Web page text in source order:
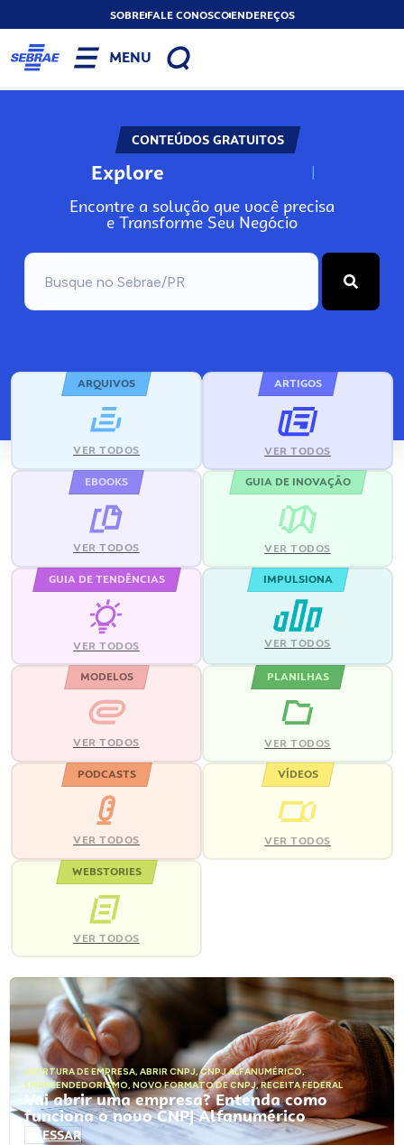
SOBREFALE CONOSCOENDEREÇOS
MENU
CONTEÚDOS GRATUITOS
Explore N
Encontre a solução que você precisa
e Transforme Seu Negócio
ARQUIVOS
VER TODOS
ARTIGOS
VER TODOS
EBOOKS
VER TODOS
GUIA DE INOVAÇÃO
VER TODOS
GUIA DE TENDÊNCIAS
VER TODOS
IMPULSIONA
VER TODOS
MODELOS
VER TODOS
PLANILHAS
VER TODOS
PODCASTS
VER TODOS
VÍDEOS
VER TODOS
WEBSTORIES
VER TODOS
ABERTURA DE EMPRESA, ABRIR CNPJ,CNPJ ALFANUMÉRICO,
EMPREENDEDORISMO, NOVO FORMATO DE CNPJ,RECEITA FEDERAL
Vai abrir uma empresa? Entenda como
funciona o novo CNPJ Alfanumérico
ACESSAR